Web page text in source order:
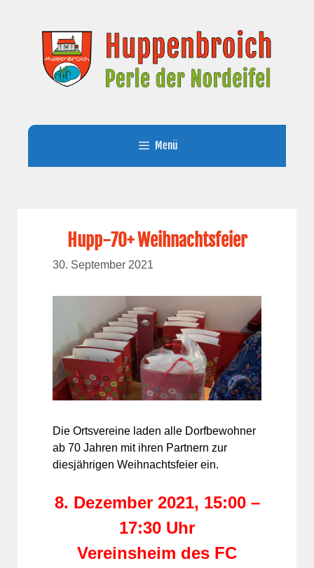
springen
Menü
Hupp-70+ Weihnachtsfeier
30. September 2021
Die Ortsvereine laden alle Dorfbewohner
ab 70 Jahren mit ihren Partnern zur
diesjährigen Weihnachtsfeier ein.
8. Dezember 2021, 15:00 –
17:30 Uhr
Vereinsheim des FC